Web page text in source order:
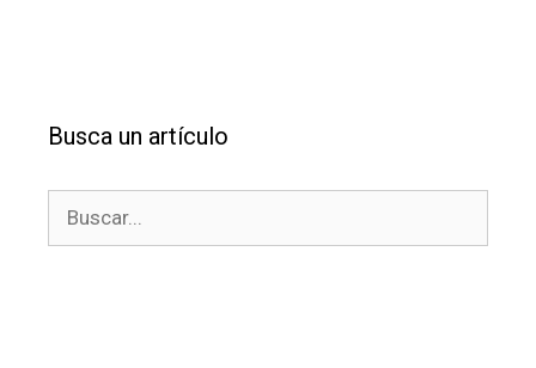
Busca un artículo